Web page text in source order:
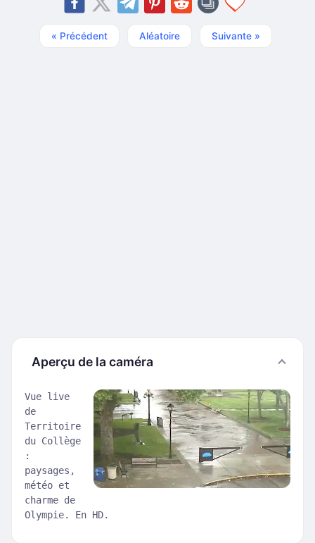
« Précédent Aléatoire Suivante »
Aperçu de la caméra
Vue live
de
Territoire
du Collège
:
paysages,
météo et
charme de
Olympie. En HD.